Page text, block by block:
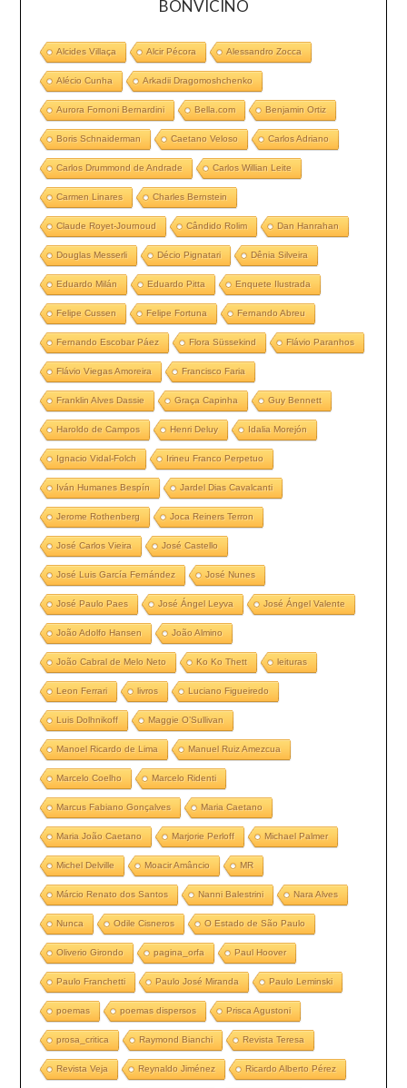
BONVICINO
Alcides Villaça Alcir Pécora Alessandro Zocca
Alécio Cunha Arkadii Dragomoshchenko
Aurora Fornoni Bernardini Bella.com Benjamin Ortiz
Boris Schnaiderman Caetano Veloso Carlos Adriano
Carlos Drummond de Andrade Carlos Willian Leite
Carmen Linares Charles Bernstein
Claude Royet-Journoud Cândido Rolim Dan Hanrahan
Douglas Messerli Décio Pignatari Dênia Silveira
Eduardo Milán Eduardo Pitta Enquete Ilustrada
Felipe Cussen Felipe Fortuna Fernando Abreu
Fernando Escobar Páez Flora Süssekind Flávio Paranhos
Flávio Viegas Amoreira Francisco Faria
Franklin Alves Dassie Graça Capinha Guy Bennett
Haroldo de Campos Henri Deluy Idalia Morejón
Ignacio Vidal-Folch Irineu Franco Perpetuo
Iván Humanes Bespín Jardel Dias Cavalcanti
Jerome Rothenberg Joca Reiners Terron
José Carlos Vieira José Castello
José Luis García Fernández José Nunes
José Paulo Paes José Ángel Leyva José Ángel Valente
João Adolfo Hansen João Almino
João Cabral de Melo Neto Ko Ko Thett leituras
Leon Ferrari livros Luciano Figueiredo
Luis Dolhnikoff Maggie O’Sullivan
Manoel Ricardo de Lima Manuel Ruiz Amezcua
Marcelo Coelho Marcelo Ridenti
Marcus Fabiano Gonçalves Maria Caetano
Maria João Caetano Marjorie Perloff Michael Palmer
Michel Delville Moacir Amâncio MR
Márcio Renato dos Santos Nanni Balestrini Nara Alves
Nunca Odile Cisneros O Estado de São Paulo
Oliverio Girondo pagina_orfa Paul Hoover
Paulo Franchetti Paulo José Miranda Paulo Leminski
poemas poemas dispersos Prisca Agustoni
prosa_critica Raymond Bianchi Revista Teresa
Revista Veja Reynaldo Jiménez Ricardo Alberto Pérez